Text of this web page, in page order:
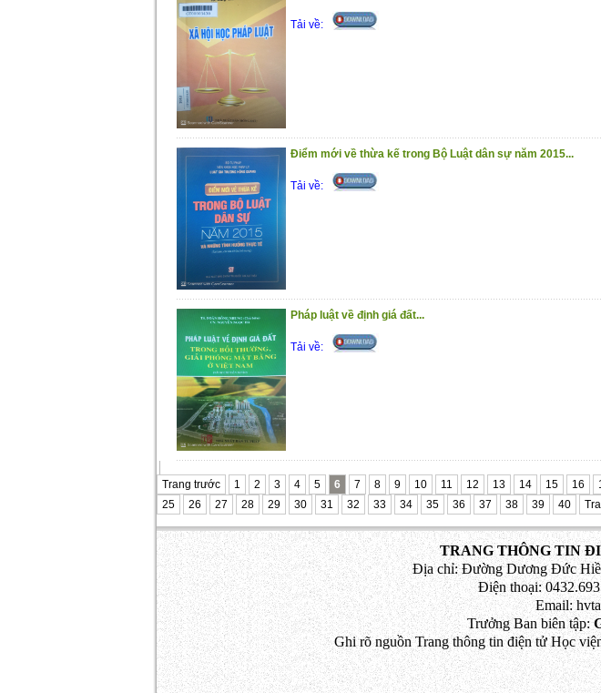
Tải về:
Điểm mới về thừa kế trong Bộ Luật dân sự năm 2015...
Tải về:
Pháp luật về định giá đất...
Tải về:
Trang trước 1 2 3 4 5 6 7 8 9 10 11 12 13 14 15 16
25
26 27 28 29 30 31 32 33 34 35 36 37 38 39 40
TRANG THÔNG TIN
Địa chỉ: Đường Dương Đức
Điện thoại:
Email:
Trưởng Ban biên tập:
Ghi rõ nguồn Trang thông tin điện tử Học